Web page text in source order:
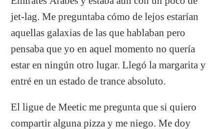
jet-lag. Me preguntaba cómo de lejos estarían
aquellas galaxias de las que hablaban pero
pensaba que yo en aquel momento no quería
estar en ningún otro lugar. Llegó la margarita y
entré en un estado de trance absoluto.
El ligue de Meetic me pregunta que si quiero
compartir alguna pizza y me niego. Me doy